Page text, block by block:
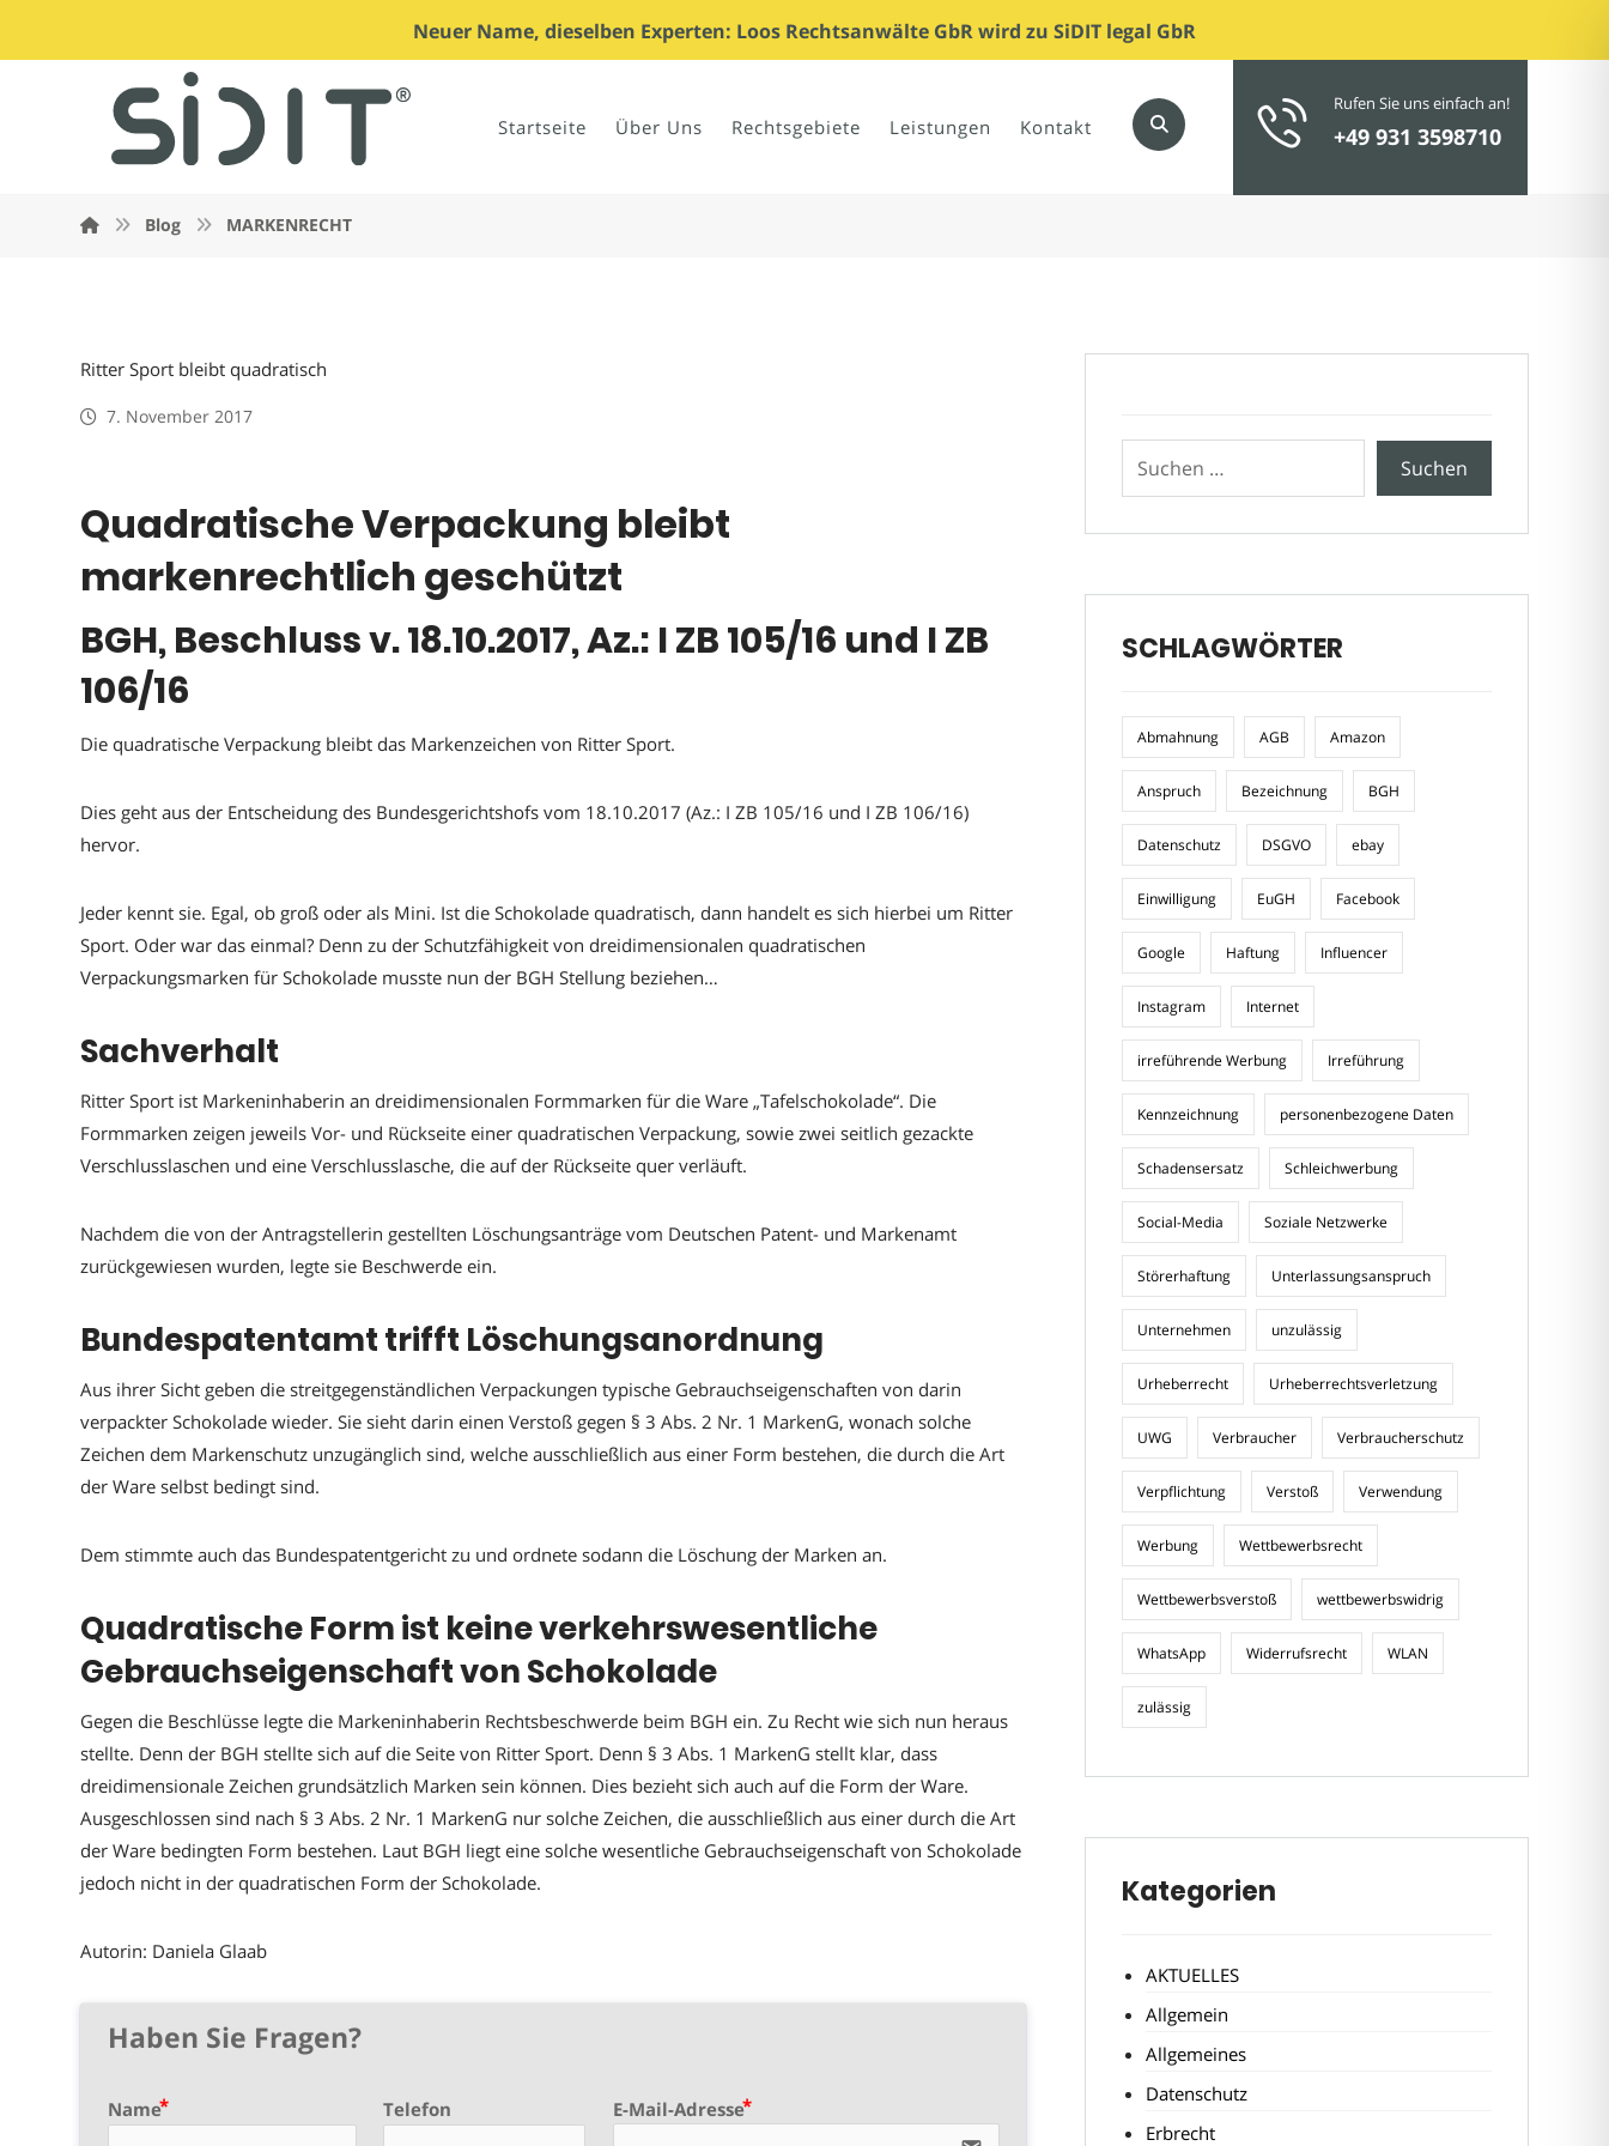
Neuer Name, dieselben Experten: Loos Rechtsanwälte GbR wird zu SiDIT legal GbR
Rufen Sie uns einfach an!
+49 931 3598710
Startseite Über Uns Rechtsgebiete Leistungen Kontakt
Blog MARKENRECHT
Ritter Sport bleibt quadratisch
7. November 2017
Quadratische Verpackung bleibt
markenrechtlich geschützt
BGH, Beschluss v. 18.10.2017, Az.: I ZB 105/16 und I ZB
106/16
Die quadratische Verpackung bleibt das Markenzeichen von Ritter Sport.
Dies geht aus der Entscheidung des Bundesgerichtshofs vom 18.10.2017 (Az.: I ZB 105/16 und I ZB 106/16)
hervor.
Jeder kennt sie. Egal, ob groß oder als Mini. Ist die Schokolade quadratisch, dann handelt es sich hierbei um Ritter
Sport. Oder war das einmal? Denn zu der Schutzfähigkeit von dreidimensionalen quadratischen
Verpackungsmarken für Schokolade musste nun der BGH Stellung beziehen…
Sachverhalt
Ritter Sport ist Markeninhaberin an dreidimensionalen Formmarken für die Ware „Tafelschokolade“. Die
Formmarken zeigen jeweils Vor- und Rückseite einer quadratischen Verpackung, sowie zwei seitlich gezackte
Verschlusslaschen und eine Verschlusslasche, die auf der Rückseite quer verläuft.
Nachdem die von der Antragstellerin gestellten Löschungsanträge vom Deutschen Patent- und Markenamt
zurückgewiesen wurden, legte sie Beschwerde ein.
Bundespatentamt trifft Löschungsanordnung
Aus ihrer Sicht geben die streitgegenständlichen Verpackungen typische Gebrauchseigenschaften von darin
verpackter Schokolade wieder. Sie sieht darin einen Verstoß gegen § 3 Abs. 2 Nr. 1 MarkenG, wonach solche
Zeichen dem Markenschutz unzugänglich sind, welche ausschließlich aus einer Form bestehen, die durch die Art
der Ware selbst bedingt sind.
Dem stimmte auch das Bundespatentgericht zu und ordnete sodann die Löschung der Marken an.
Quadratische Form ist keine verkehrswesentliche
Gebrauchseigenschaft von Schokolade
Gegen die Beschlüsse legte die Markeninhaberin Rechtsbeschwerde beim BGH ein. Zu Recht wie sich nun heraus
stellte. Denn der BGH stellte sich auf die Seite von Ritter Sport. Denn § 3 Abs. 1 MarkenG stellt klar, dass
dreidimensionale Zeichen grundsätzlich Marken sein können. Dies bezieht sich auch auf die Form der Ware.
Ausgeschlossen sind nach § 3 Abs. 2 Nr. 1 MarkenG nur solche Zeichen, die ausschließlich aus einer durch die Art
der Ware bedingten Form bestehen. Laut BGH liegt eine solche wesentliche Gebrauchseigenschaft von Schokolade
jedoch nicht in der quadratischen Form der Schokolade.
Autorin: Daniela Glaab
Haben Sie Fragen?
Name Telefon E-Mail-Adresse
SCHLAGWÖRTER
Abmahnung AGB Amazon
Anspruch Bezeichnung BGH
Datenschutz DSGVO ebay
Einwilligung EuGH Facebook
Google Haftung Influencer
Instagram Internet
irreführende Werbung Irreführung
Kennzeichnung personenbezogene Daten
Schadensersatz Schleichwerbung
Social-Media Soziale Netzwerke
Störerhaftung Unterlassungsanspruch
Unternehmen unzulässig
Urheberrecht Urheberrechtsverletzung
UWG Verbraucher Verbraucherschutz
Verpflichtung Verstoß Verwendung
Werbung Wettbewerbsrecht
Wettbewerbsverstoß wettbewerbswidrig
WhatsApp Widerrufsrecht WLAN
zulässig
Kategorien
AKTUELLES
Allgemein
Allgemeines
Datenschutz
Erbrecht